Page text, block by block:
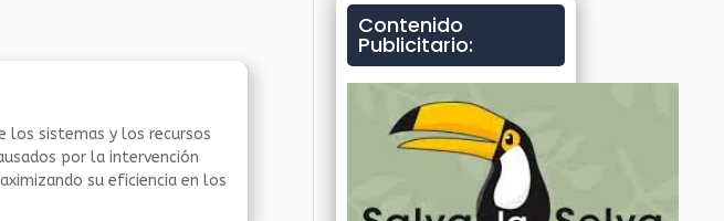
los sistemas y los recursos
por la intervención
su eficiencia en los
Contenido
Publicitario: